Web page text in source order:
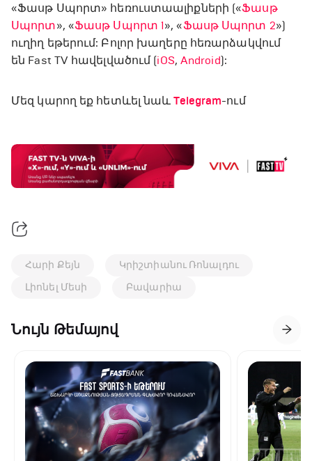
«Ֆասթ Սպորտ» հեռուստաալիքների («Ֆասթ
Սպորտ», «Ֆասթ Սպորտ 1», «Ֆասթ Սպորտ 2»)
ուղիղ եթերում: Բոլոր խաղերը հեռարձակվում
են Fast TV հավելվածում (iOS, Android):
Մեզ կարող եք հետևել նաև Telegram-ում
Հարի Քեյն
Կրիշտիանու Ռոնալդու
Լիոնել Մեսի
Բավարիա
Նույն Թեմայով